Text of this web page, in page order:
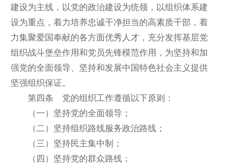
建设为主线，以党的政治建设为统领，以组织体系建
设为重点，着力培养忠诚干净担当的高素质干部，着
力集聚爱国奉献的各方面优秀人才，充分发挥基层党
组织战斗堡垒作用和党员先锋模范作用，为坚持和加
强党的全面领导、坚持和发展中国特色社会主义提供
坚强组织保证。
第四条 党的组织工作遵循以下原则：
（一）坚持党的全面领导；
（二）坚持组织路线服务政治路线；
（三）坚持民主集中制；
（四）坚持党的群众路线；